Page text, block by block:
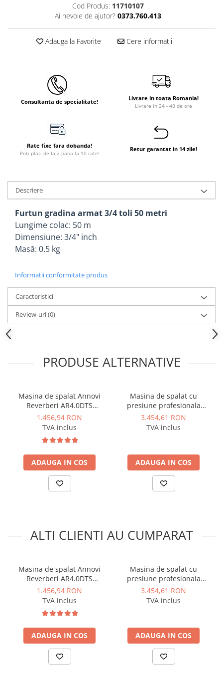
Vase de expansiune termice
Detectoare si regulatoare de gaz si
fum
Producere apa calda menajera
Rezervoare de acumulare
Instant apa calda pe gaz / GPL
Panouri solare si fotovoltaice
Panouri solare plane
Pachete complete panouri solare
Panouri solare fotovoltaice
Aparate de aer conditionat
Perdele de aer
Ventiloconvectoare si sisteme VRF
Rooftop-uri pentru racire si
incalzire
Dulapuri pentru climatizare
Unitati motocondensante
Sisteme evaporative de climatizare
Ventilatoare pentru tubulatura
Recuperatoare de caldura
Accesorii echipamente de
ventilatie si climatizare
Instalatii de apa si canalizare
Alimentare cu apa
Canalizare interioara
Canalizare exterioara
Instalatii de gaz
Vane de gaz si robineti
Aparate sudura si dispozitive gaz
Izolatii tehnice
Izolatii pentru aer conditionat
Izolatii pentru sisteme solare
Izolatii pentru tevi si conducte
Polistiren expandat
Cod Produs: 11710107
Ai nevoie de ajutor? 0373.760.413
Adauga la Favorite Cere informatii
Consultanta de specialitate! Livrare in toata Romania!
Livrare in 24 - 48 de ore
Rate fixe fara dobanda!
Poti plati de la 2 pana la 10 rate!
Retur garantat in 14 zile!
Descriere
Furtun gradina armat 3/4 toli 50 metri
Lungime colac: 50 m
Dimensiune: 3/4" inch
Masă: 0.5 kg
Informatii conformitate produs
Caracteristici
Review-uri(0)
PRODUSE ALTERNATIVE
Masina de spalat Annovi
Reverberi AR4.0DTS
profesionala cu 2 motoare
2500W 150bar 810l/h
1.456,94 RON
TVA inclus
ADAUGA IN COS
Masina de spalat cu
presiune profesionala
Annovi Reverberi 7CP
220bar 600l/h - AR1445
3.454,61 RON
TVA inclus
ADAUGA IN COS
ALTI CLIENTI AU CUMPARAT
Masina de spalat Annovi
Reverberi AR4.0DTS
profesionala cu 2 motoare
2500W 150bar 810l/h
1.456,94 RON
TVA inclus
ADAUGA IN COS
Masina de spalat cu
presiune profesionala
Annovi Reverberi 7CP
220bar 600l/h - AR1445
3.454,61 RON
TVA inclus
ADAUGA IN COS